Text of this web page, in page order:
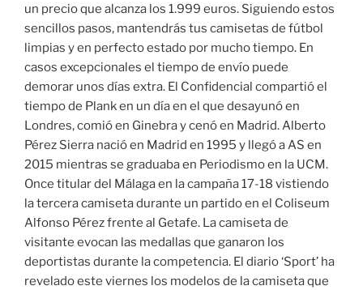
un precio que alcanza los 1.999 euros. Siguiendo estos
sencillos pasos, mantendrás tus camisetas de fútbol
limpias y en perfecto estado por mucho tiempo. En
casos excepcionales el tiempo de envío puede
demorar unos días extra. El Confidencial compartió el
tiempo de Plank en un día en el que desayunó en
Londres, comió en Ginebra y cenó en Madrid. Alberto
Pérez Sierra nació en Madrid en 1995 y llegó a AS en
2015 mientras se graduaba en Periodismo en la UCM.
Once titular del Málaga en la campaña 17-18 vistiendo
la tercera camiseta durante un partido en el Coliseum
Alfonso Pérez frente al Getafe. La camiseta de
visitante evocan las medallas que ganaron los
deportistas durante la competencia. El diario ‘Sport’ ha
revelado este viernes los modelos de la camiseta que